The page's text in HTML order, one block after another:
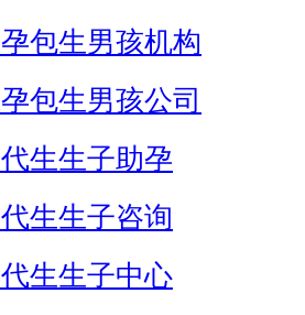
包生男孩机构
包生男孩公司
生生子助孕
生生子咨询
生生子中心